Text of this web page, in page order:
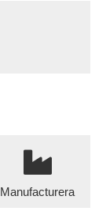
Manufacturera